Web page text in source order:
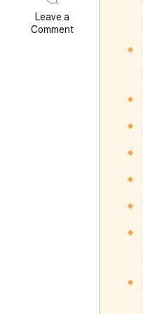
Leave a
Commenton